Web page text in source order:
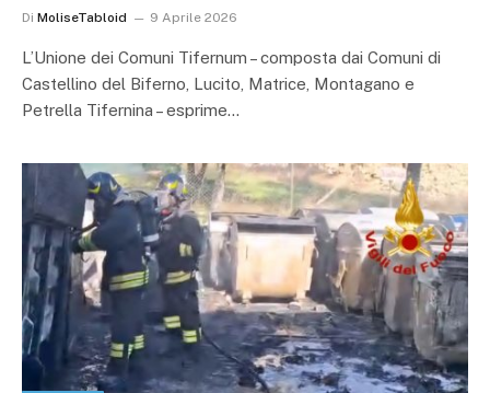
Di MoliseTabloid 9 Aprile 2026
L’Unione dei Comuni Tifernum – composta dai Comuni di
Castellino del Biferno, Lucito, Matrice, Montagano e
Petrella Tifernina – esprime…